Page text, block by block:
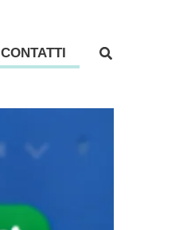
CONTATTI